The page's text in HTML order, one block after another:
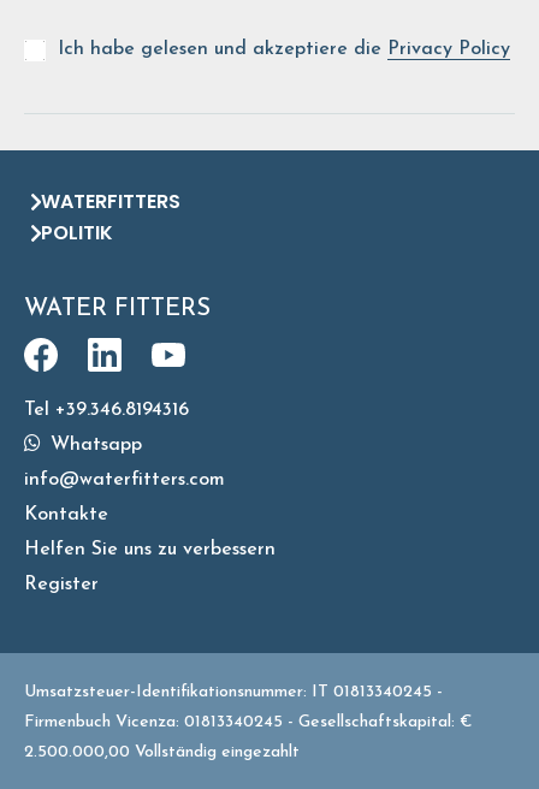
Ich habe gelesen und akzeptiere die Privacy Policy
WATERFITTERS
POLITIK
WATER FITTERS
Tel +39.346.8194316
Whatsapp
info@waterfitters.com
Kontakte
Helfen Sie uns zu verbessern
Register
Umsatzsteuer-Identifikationsnummer: IT 01813340245 -
Firmenbuch Vicenza: 01813340245 - Gesellschaftskapital: €
2.500.000,00 Vollständig eingezahlt